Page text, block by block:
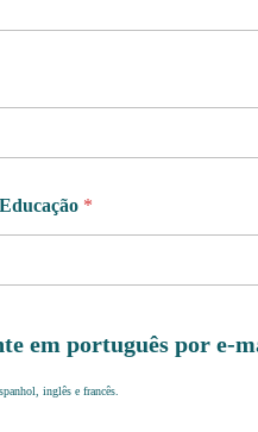
*
em português por e-
inglês e francês.